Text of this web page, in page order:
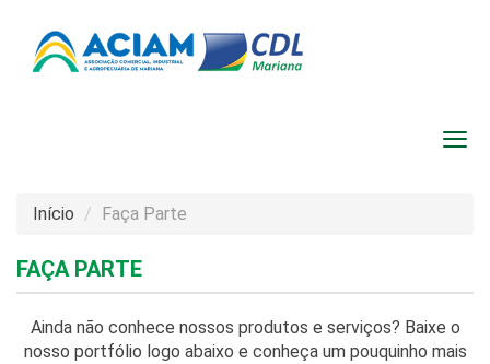
Início Faça Parte
FAÇA PARTE
Ainda não conhece nossos produtos e serviços? Baixe o
nosso portfólio logo abaixo e conheça um pouquinho mais